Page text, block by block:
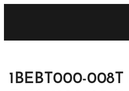
1BEBT000-008T